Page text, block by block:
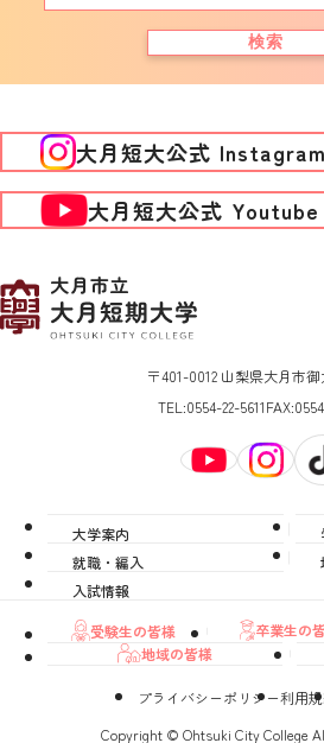
検索
大月短大公式 Instagram
大月短大公式 Youtube
〒401-0012 山梨県大月市御
TEL:0554-22-5611FAX:
大学案内
就職・編入
入試情報
受験生の皆様
卒業生の
地域の皆様
プライバシーポリシー利用
Copyright © Ohtsuki City College